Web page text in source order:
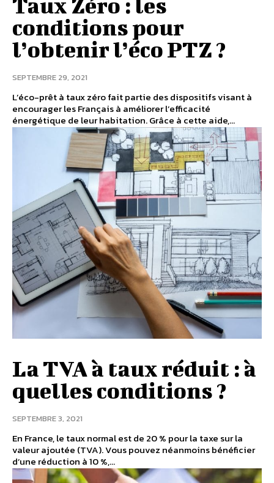
conditions pour
l’obtenir l’éco PTZ ?
SEPTEMBRE 29, 2021
L’éco-prêt à taux zéro fait partie des dispositifs visant à
encourager les Français à améliorer l’efficacité
énergétique de leur habitation. Grâce à cette aide,...
La TVA à taux réduit : à
quelles conditions ?
SEPTEMBRE 3, 2021
En France, le taux normal est de 20 % pour la taxe sur la
valeur ajoutée (TVA). Vous pouvez néanmoins bénéficier
d’une réduction à 10 %,...